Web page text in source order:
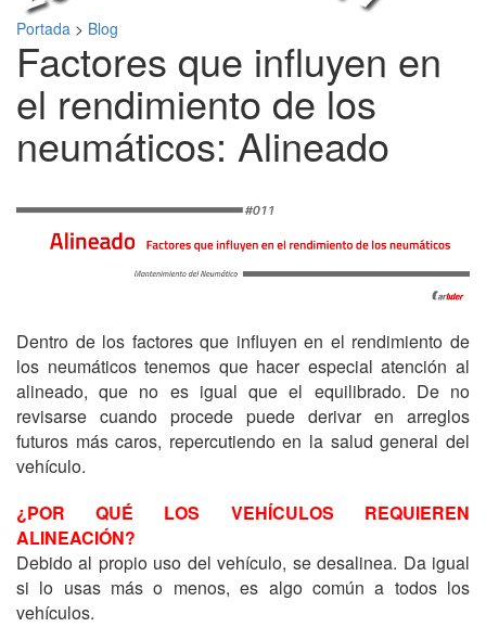
Portada > Blog
Factores que influyen en
el rendimiento de los
neumáticos: Alineado
Dentro de los factores que influyen en el rendimiento de
los neumáticos tenemos que hacer especial atención al
alineado, que no es igual que el equilibrado. De no
revisarse cuando procede puede derivar en arreglos
futuros más caros, repercutiendo en la salud general del
vehículo.
¿POR QUÉ LOS VEHÍCULOS REQUIEREN
ALINEACIÓN?
Debido al propio uso del vehículo, se desalinea. Da igual
si lo usas más o menos, es algo común a todos los
vehículos.